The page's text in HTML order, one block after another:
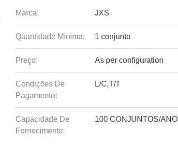
Marca: JXS
Quantidade Mínima: 1 conjunto
Preço: As per configuration
Condições De
Pagamento:
L/C,T/T
Capacidade De
Fornecimento:
100 CONJUNTOS/ANO